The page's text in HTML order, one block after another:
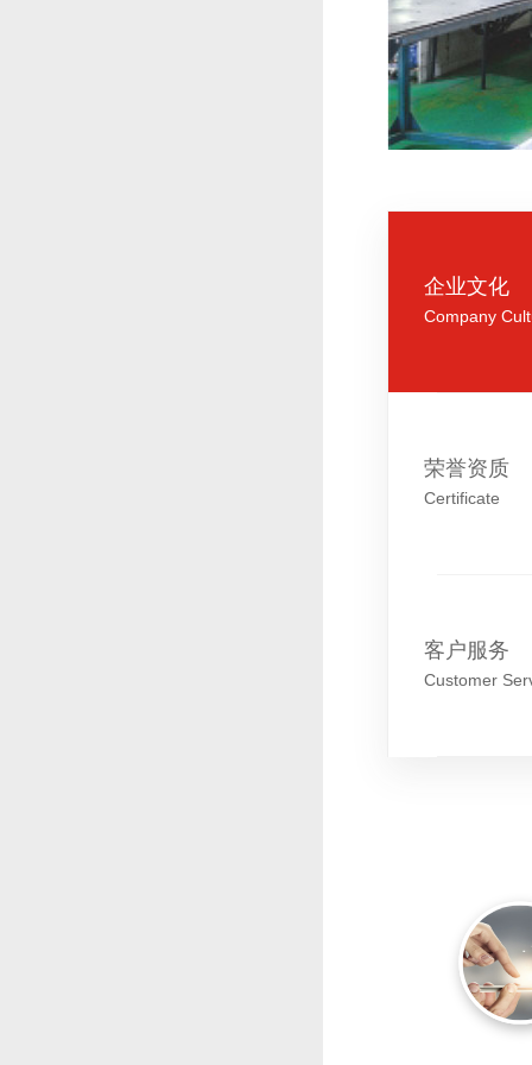
企业文化
Company
荣誉资质
Certificate
客户服务
Customer